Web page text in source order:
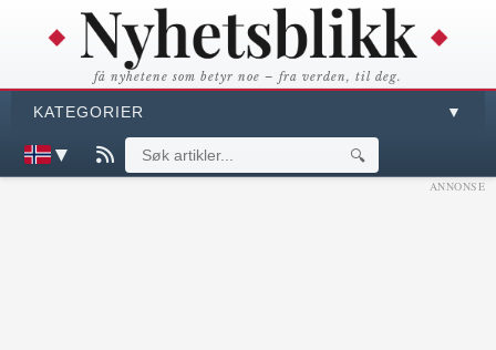
få nyhetene som betyr noe – fra verden, til deg.
KATEGORIER ▼
▼ 🔍
ANNONSE